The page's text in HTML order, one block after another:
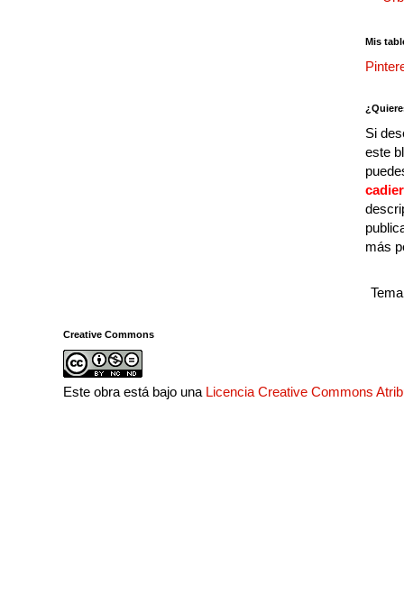
Mis
Si
este
más
Creative Commons
Este obra está bajo una Licencia Creative Commons